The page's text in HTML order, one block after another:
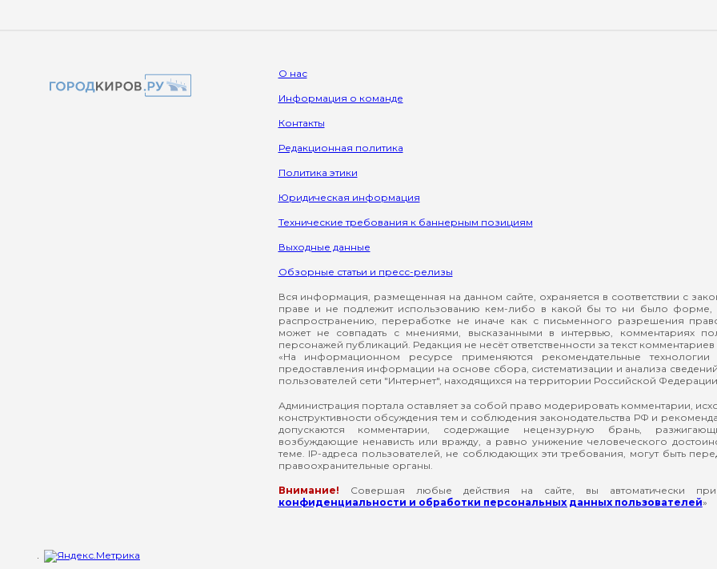
О нас
Информация о команде
Контакты
Редакционная политика
Политика этики
Юридическая информация
Технические требования к баннерным позициям
Выходные данные
Обзорные статьи и пресс-релизы
Вся информация, размещенная на данном сайте, охраняется в соответствии с
праве и не подлежит использованию кем-либо в какой бы то ни было форме,
распространению, переработке не иначе как с письменного разрешения
может не совпадать с мнениями, высказанными в интервью, комментариях
персонажей публикаций. Редакция не несёт ответственности за текст комментариев
«На информационном ресурсе применяются рекомендательные
предоставления информации на основе сбора, систематизации и анализа
пользователей сети "Интернет", находящихся на территории Российской
Администрация портала оставляет за собой право модерировать комментарии,
конструктивности обсуждения тем и соблюдения законодательства РФ и
допускаются комментарии, содержащие нецензурную брань,
возбуждающие ненависть или вражду, а равно унижение человеческого
теме. IP-адреса пользователей, не соблюдающих эти требования, могут быть
правоохранительные органы.
Внимание! Совершая любые действия на сайте, вы автоматически
конфиденциальности и обработки персональных данных пользователей»